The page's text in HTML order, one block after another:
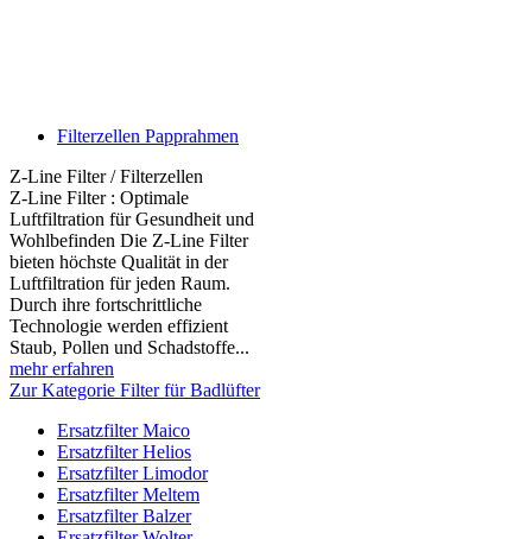
Filterzellen Papprahmen
Z-Line Filter / Filterzellen
Z-Line Filter : Optimale
Luftfiltration für Gesundheit und
Wohlbefinden Die Z-Line Filter
bieten höchste Qualität in der
Luftfiltration für jeden Raum.
Durch ihre fortschrittliche
Technologie werden effizient
Staub, Pollen und Schadstoffe...
mehr erfahren
Zur Kategorie Filter für Badlüfter
Ersatzfilter Maico
Ersatzfilter Helios
Ersatzfilter Limodor
Ersatzfilter Meltem
Ersatzfilter Balzer